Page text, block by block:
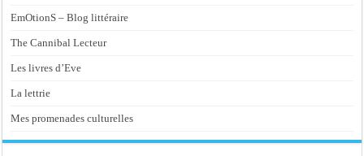
EmOtionS – Blog littéraire
The Cannibal Lecteur
Les livres d’Eve
La lettrie
Mes promenades culturelles